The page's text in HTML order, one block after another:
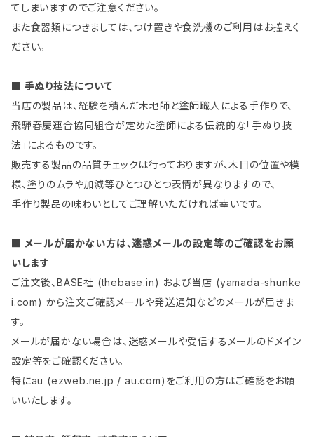
てしまいますのでご注意ください。
また食器類につきましては、つけ置きや食洗機のご利用はお控えく
ださい。
■ 手ぬり技法について
当店の製品は、経験を積んだ木地師と塗師職人による手作りで、
飛騨春慶連合協同組合が定めた塗師による伝統的な「手ぬり技
法」によるものです。
販売する製品の品質チェックは行っておりますが、木目の位置や模
様、塗りのムラや加減等ひとつひとつ表情が異なりますので、
手作り製品の味わいとしてご理解いただければ幸いです。
■ メールが届かない方は、迷惑メールの設定等のご確認をお願
いします
ご注文後、BASE社 (thebase.in) および当店 (yamada-shunke
i.com) から注文ご確認メールや発送通知などのメールが届きま
す。
メールが届かない場合は、迷惑メールや受信するメールのドメイン
設定等をご確認ください。
特にau (ezweb.ne.jp / au.com)をご利用の方はご確認をお願
いいたします。